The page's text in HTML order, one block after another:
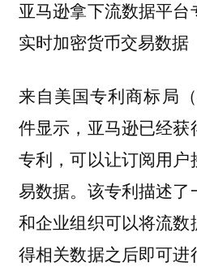
亚马逊拿下流数据平
实时加密货币交易数据
来自美国专利商标局
件显示，亚马逊已经
专利，可以让订阅用
易数据。该专利描述了
和企业组织可以将流
得相关数据之后即可